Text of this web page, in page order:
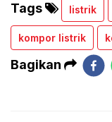
Tags
listrik
kompor listrik
Bagikan